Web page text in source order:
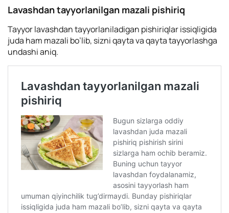
Lavashdan tayyorlanilgan mazali pishiriq
Tayyor lavashdan tayyorlaniladigan pishiriqlar issiqligida
juda ham mazali bo’lib, sizni qayta va qayta tayyorlashga
undashi aniq.